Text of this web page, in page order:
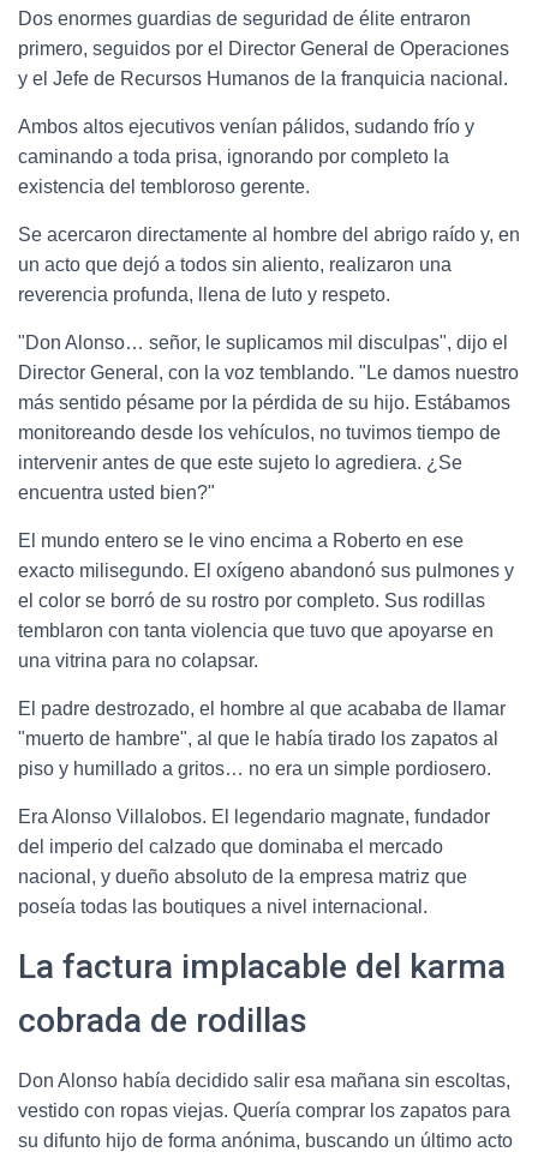
Dos enormes guardias de seguridad de élite entraron
primero, seguidos por el Director General de Operaciones
y el Jefe de Recursos Humanos de la franquicia nacional.
Ambos altos ejecutivos venían pálidos, sudando frío y
caminando a toda prisa, ignorando por completo la
existencia del tembloroso gerente.
Se acercaron directamente al hombre del abrigo raído y, en
un acto que dejó a todos sin aliento, realizaron una
reverencia profunda, llena de luto y respeto.
"Don Alonso… señor, le suplicamos mil disculpas", dijo el
Director General, con la voz temblando. "Le damos nuestro
más sentido pésame por la pérdida de su hijo. Estábamos
monitoreando desde los vehículos, no tuvimos tiempo de
intervenir antes de que este sujeto lo agrediera. ¿Se
encuentra usted bien?"
El mundo entero se le vino encima a Roberto en ese
exacto milisegundo. El oxígeno abandonó sus pulmones y
el color se borró de su rostro por completo. Sus rodillas
temblaron con tanta violencia que tuvo que apoyarse en
una vitrina para no colapsar.
El padre destrozado, el hombre al que acababa de llamar
"muerto de hambre", al que le había tirado los zapatos al
piso y humillado a gritos… no era un simple pordiosero.
Era Alonso Villalobos. El legendario magnate, fundador
del imperio del calzado que dominaba el mercado
nacional, y dueño absoluto de la empresa matriz que
poseía todas las boutiques a nivel internacional.
La factura implacable del karma
cobrada de rodillas
Don Alonso había decidido salir esa mañana sin escoltas,
vestido con ropas viejas. Quería comprar los zapatos para
su difunto hijo de forma anónima, buscando un último acto